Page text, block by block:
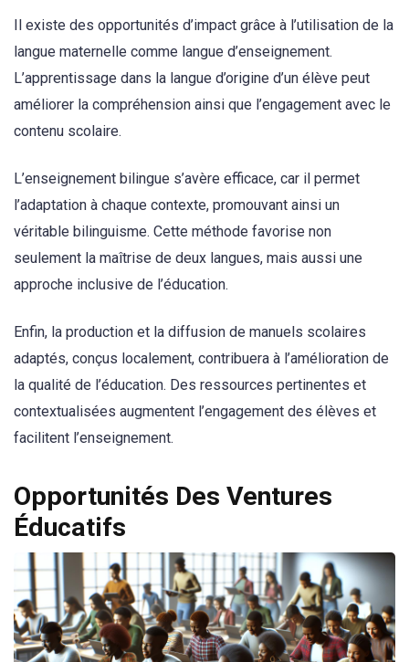
Il existe des opportunités d’impact grâce à l’utilisation de la
langue maternelle comme langue d’enseignement.
L’apprentissage dans la langue d’origine d’un élève peut
améliorer la compréhension ainsi que l’engagement avec le
contenu scolaire.
L’enseignement bilingue s’avère efficace, car il permet
l’adaptation à chaque contexte, promouvant ainsi un
véritable bilinguisme. Cette méthode favorise non
seulement la maîtrise de deux langues, mais aussi une
approche inclusive de l’éducation.
Enfin, la production et la diffusion de manuels scolaires
adaptés, conçus localement, contribuera à l’amélioration de
la qualité de l’éducation. Des ressources pertinentes et
contextualisées augmentent l’engagement des élèves et
facilitent l’enseignement.
Opportunités Des Ventures
Éducatifs